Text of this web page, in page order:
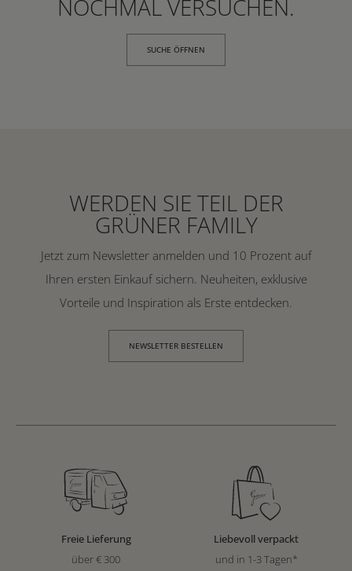
NOCHMAL VERSUCHEN.
SUCHE ÖFFNEN
WERDEN SIE TEIL DER
GRÜNER FAMILY
Jetzt zum Newsletter anmelden und 10 Prozent auf
Ihren ersten Einkauf sichern. Neuheiten, exklusive
Vorteile und Inspiration als Erste entdecken.
NEWSLETTER BESTELLEN
Freie Lieferung
über € 300
Liebevoll verpackt
und in 1-3 Tagen*